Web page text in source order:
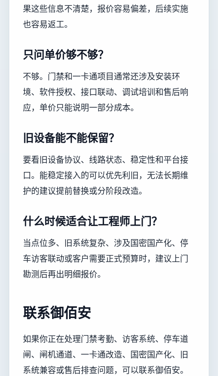
果这些信息不清楚，报价容易偏差，后续实施
也容易返工。
只问单价够不够？
不够。门禁和一卡通项目通常还涉及安装环
境、软件授权、接口联动、调试培训和售后响
应，单价只能说明一部分成本。
旧设备能不能保留？
要看旧设备协议、线路状态、稳定性和平台接
口。能稳定接入的可以优先利旧，无法长期维
护的建议提前替换或分阶段改造。
什么时候适合让工程师上门？
当点位多、旧系统复杂、涉及国密国产化、停
车访客联动或客户需要正式预算时，建议上门
勘测后再出明细报价。
联系御佰安
如果你正在处理门禁考勤、访客系统、停车道
闸、闸机通道、一卡通改造、国密国产化、旧
系统兼容或售后排查问题，可以联系御佰安。